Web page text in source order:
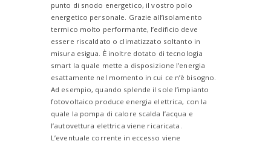
punto di snodo energetico, il vostro polo
energetico personale. Grazie all’isolamento
termico molto performante, l’edificio deve
essere riscaldato o climatizzato soltanto in
misura esigua. È inoltre dotato di tecnologia
smart la quale mette a disposizione l’energia
esattamente nel momento in cui ce n’è bisogno.
Ad esempio, quando splende il sole l’impianto
fotovoltaico produce energia elettrica, con la
quale la pompa di calore scalda l’acqua e
l’autovettura elettrica viene ricaricata.
L’eventuale corrente in eccesso viene